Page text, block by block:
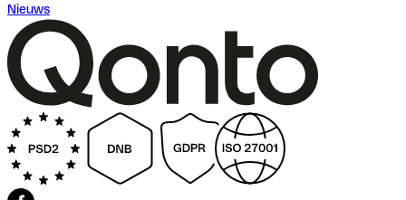
Nieuws